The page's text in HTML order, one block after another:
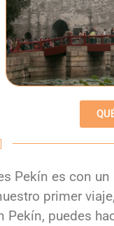
Pekín es con
primer
Pekín, puedes